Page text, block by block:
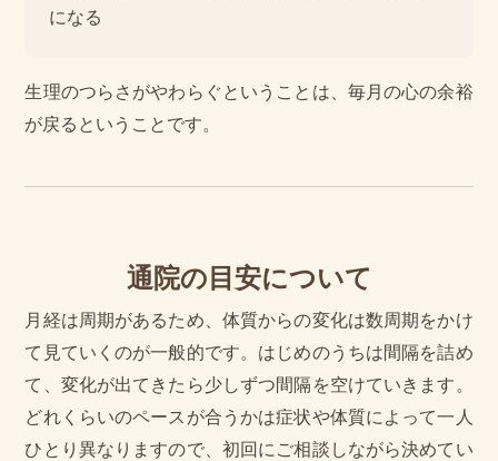
になる
生理のつらさがやわらぐということは、毎月の心の余裕
が戻るということです。
通院の目安について
月経は周期があるため、体質からの変化は数周期をかけ
て見ていくのが一般的です。はじめのうちは間隔を詰め
て、変化が出てきたら少しずつ間隔を空けていきます。
どれくらいのペースが合うかは症状や体質によって一人
ひとり異なりますので、初回にご相談しながら決めてい